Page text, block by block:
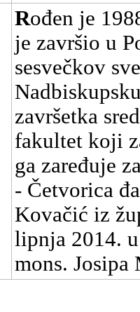
Rođen je
je završio u
sesvečkov
završetka
fakultet koji
ga zaređuje
- Četvorica
Kovačić iz
lipnja 2014.
mons.